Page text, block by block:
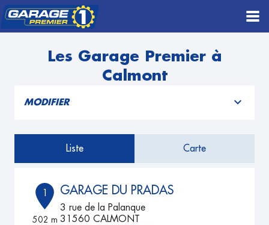
Les Garage Premier à
Calmont
MODIFIER
Liste Carte
1
502 m
GARAGE DU PRADAS
3 rue de la Palanque
31560 CALMONT